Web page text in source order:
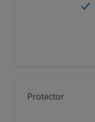
Protector